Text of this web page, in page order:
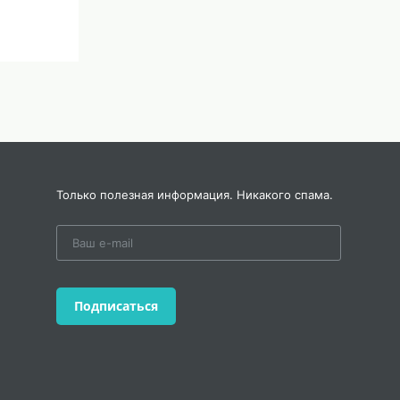
Только полезная информация. Никакого спама.
Подписаться